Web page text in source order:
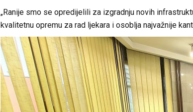
„Ranije smo se opredijelili za izgradnju novih
kvalitetnu opremu za rad ljekara i osoblja najvažnije